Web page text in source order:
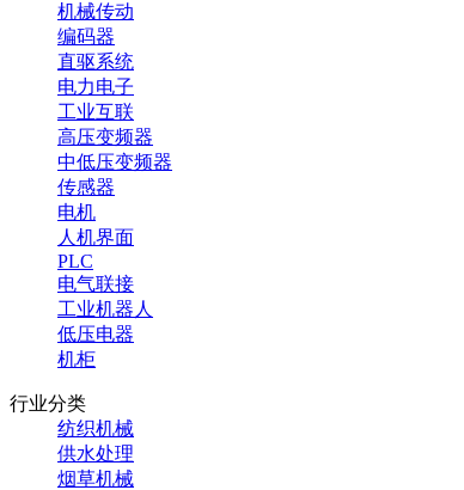
机械传动
编码器
直驱系统
电力电子
工业互联
高压变频器
中低压变频器
传感器
电机
人机界面
PLC
电气联接
工业机器人
低压电器
机柜
行业分类
纺织机械
供水处理
烟草机械